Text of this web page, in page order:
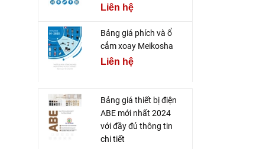
Liên hệ
Bảng giá phích và ổ
cắm xoay Meikosha
Liên hệ
Bảng giá thiết bị điện
ABE mới nhất 2024
với đầy đủ thông tin
chi tiết